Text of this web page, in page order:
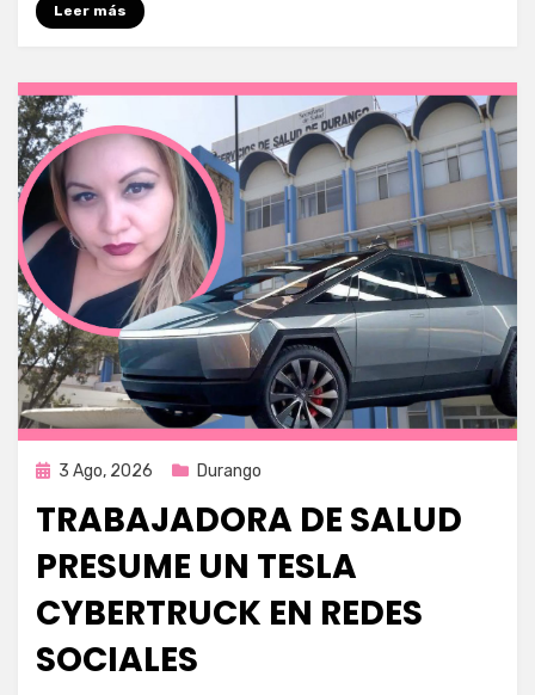
Leer más
Publicada
3 Ago, 2026 Durango
TRABAJADORA DE SALUD
PRESUME UN TESLA
CYBERTRUCK EN REDES
SOCIALES